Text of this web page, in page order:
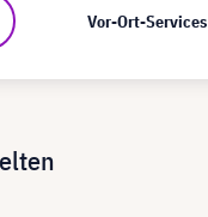
Vor-Ort-Services